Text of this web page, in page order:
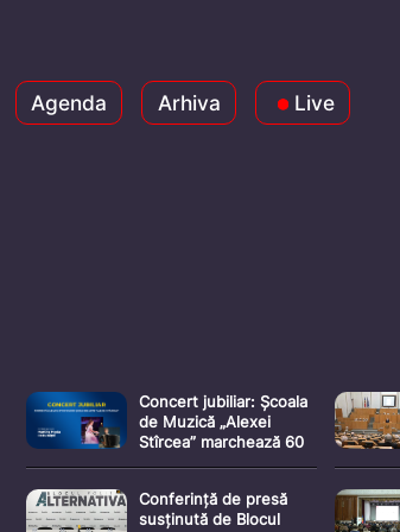
Agenda Arhiva Live
Concert jubiliar: Școala
de Muzică „Alexei
Stîrcea” marchează 60
Conferință de presă
susținută de Blocul